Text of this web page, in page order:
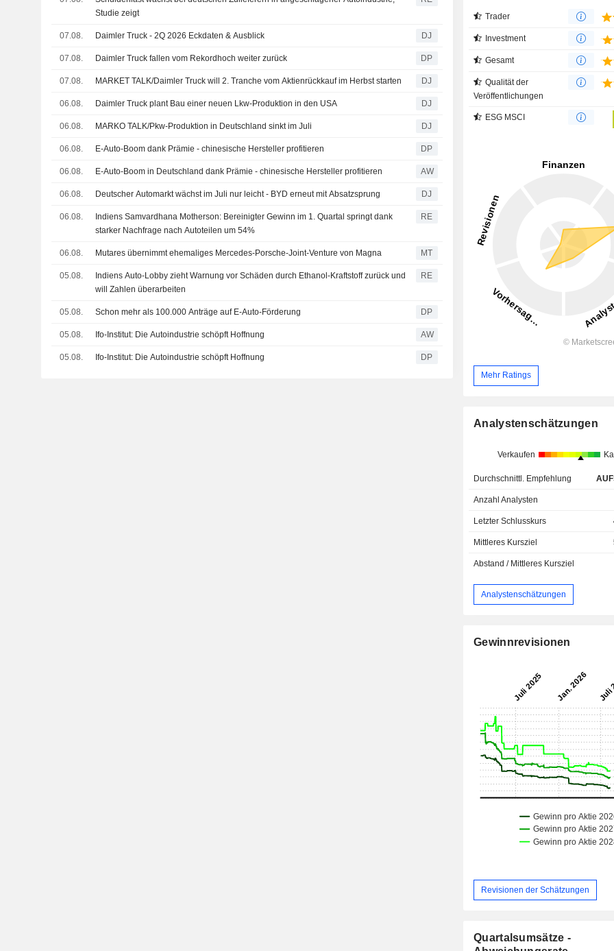
Studie zeigt
07.08. Daimler Truck - 2Q 2026 Eckdaten & Ausblick DJ
07.08. Daimler Truck fallen vom Rekordhoch weiter zurück DP
07.08. MARKET TALK/Daimler Truck will 2. Tranche vom Aktienrückkauf im Herbst starten DJ
06.08. Daimler Truck plant Bau einer neuen Lkw-Produktion in den USA DJ
06.08. MARKO TALK/Pkw-Produktion in Deutschland sinkt im Juli DJ
06.08. E-Auto-Boom dank Prämie - chinesische Hersteller profitieren DP
06.08. E-Auto-Boom in Deutschland dank Prämie - chinesische Hersteller profitieren AW
06.08. Deutscher Automarkt wächst im Juli nur leicht - BYD erneut mit Absatzsprung DJ
06.08.
Indiens Samvardhana Motherson: Bereinigter Gewinn im 1. Quartal springt dank
starker Nachfrage nach Autoteilen um 54%
RE
06.08. Mutares übernimmt ehemaliges Mercedes-Porsche-Joint-Venture von Magna MT
05.08.
Indiens Auto-Lobby zieht Warnung vor Schäden durch Ethanol-Kraftstoff zurück und
will Zahlen überarbeiten
RE
05.08. Schon mehr als 100.000 Anträge auf E-Auto-Förderung DP
05.08. Ifo-Institut: Die Autoindustrie schöpft Hoffnung AW
05.08. Ifo-Institut: Die Autoindustrie schöpft Hoffnung DP
Trader
Investment
Gesamt
Qualität der
Veröffentlichungen
ESG MSCI
Mehr Ratings
Analystenschätzungen
Verkaufen
Durchschnittl. Empfehlung
Anzahl Analysten
Letzter Schlusskurs
Mittleres Kursziel
Abstand / Mittleres Kursziel
Analystenschätzungen
Gewinnrevisionen
Revisionen der Schätzungen
Quartalsumsätze -